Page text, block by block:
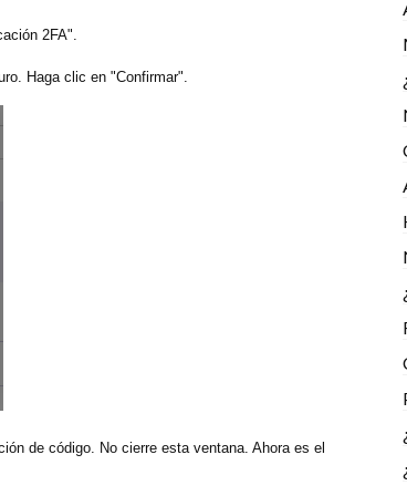
2FA".
Haga clic en "Confirmar".
de código. No cierre esta ventana. Ahora es el